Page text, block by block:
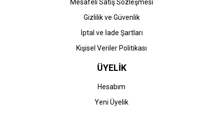
Mesafeli Satış Sözleşmesi
Gizlilik ve Güvenlik
İptal ve İade Şartları
Kişisel Veriler Politikası
ÜYELİK
Hesabım
Yeni Üyelik